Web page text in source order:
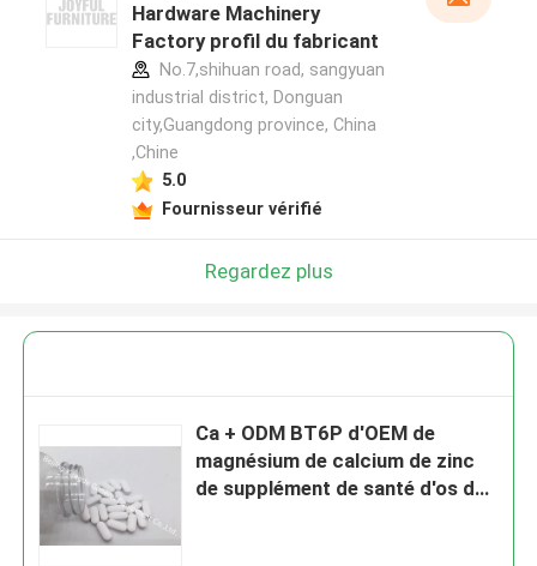
Hardware Machinery
Factory profil du fabricant
No.7,shihuan road, sangyuan
industrial district, Donguan
city,Guangdong province, China
,Chine
5.0
Fournisseur vérifié
Regardez plus
Ca + ODM BT6P d'OEM de
magnésium de calcium de zinc
de supplément de santé d'os de